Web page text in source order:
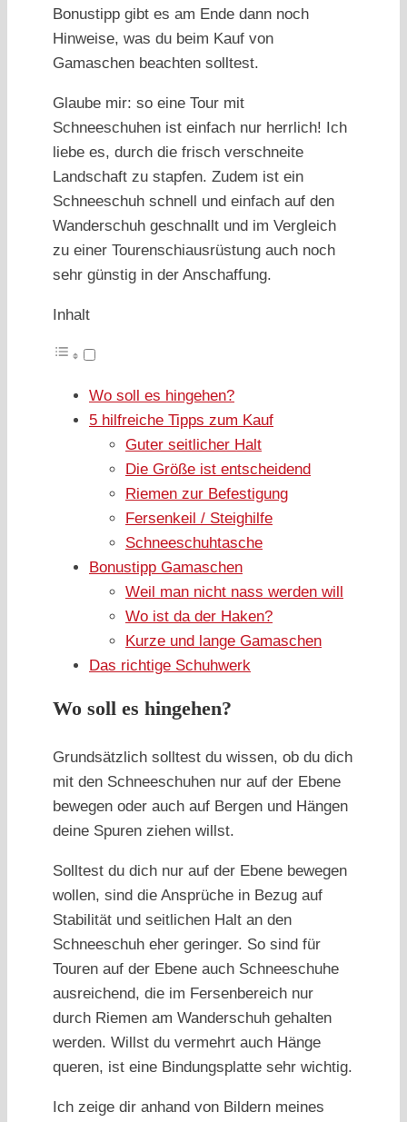
Bonustipp gibt es am Ende dann noch
Hinweise, was du beim Kauf von
Gamaschen beachten solltest.
Glaube mir: so eine Tour mit
Schneeschuhen ist einfach nur herrlich! Ich
liebe es, durch die frisch verschneite
Landschaft zu stapfen. Zudem ist ein
Schneeschuh schnell und einfach auf den
Wanderschuh geschnallt und im Vergleich
zu einer Tourenschiausrüstung auch noch
sehr günstig in der Anschaffung.
Inhalt
Wo soll es hingehen?
5 hilfreiche Tipps zum Kauf
Guter seitlicher Halt
Die Größe ist entscheidend
Riemen zur Befestigung
Fersenkeil / Steighilfe
Schneeschuhtasche
Bonustipp Gamaschen
Weil man nicht nass werden will
Wo ist da der Haken?
Kurze und lange Gamaschen
Das richtige Schuhwerk
Wo soll es hingehen?
Grundsätzlich solltest du wissen, ob du dich
mit den Schneeschuhen nur auf der Ebene
bewegen oder auch auf Bergen und Hängen
deine Spuren ziehen willst.
Solltest du dich nur auf der Ebene bewegen
wollen, sind die Ansprüche in Bezug auf
Stabilität und seitlichen Halt an den
Schneeschuh eher geringer. So sind für
Touren auf der Ebene auch Schneeschuhe
ausreichend, die im Fersenbereich nur
durch Riemen am Wanderschuh gehalten
werden. Willst du vermehrt auch Hänge
queren, ist eine Bindungsplatte sehr wichtig.
Ich zeige dir anhand von Bildern meines